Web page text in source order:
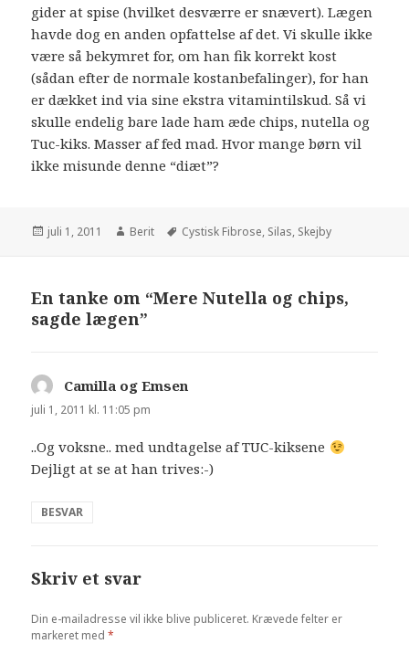
gider at spise (hvilket desværre er snævert). Lægen
havde dog en anden opfattelse af det. Vi skulle ikke
være så bekymret for, om han fik korrekt kost
(sådan efter de normale kostanbefalinger), for han
er dækket ind via sine ekstra vitamintilskud. Så vi
skulle endelig bare lade ham æde chips, nutella og
Tuc-kiks. Masser af fed mad. Hvor mange børn vil
ikke misunde denne “diæt”?
juli 1, 2011 Berit Cystisk Fibrose, Silas, Skejby
En tanke om “Mere Nutella og chips,
sagde lægen”
Camilla og Emsen
juli 1, 2011 kl. 11:05 pm
..Og voksne.. med undtagelse af TUC-kiksene
Dejligt at se at han trives:-)
BESVAR
Skriv et svar
Din e-mailadresse vil ikke blive publiceret. Krævede felter er
markeret med*